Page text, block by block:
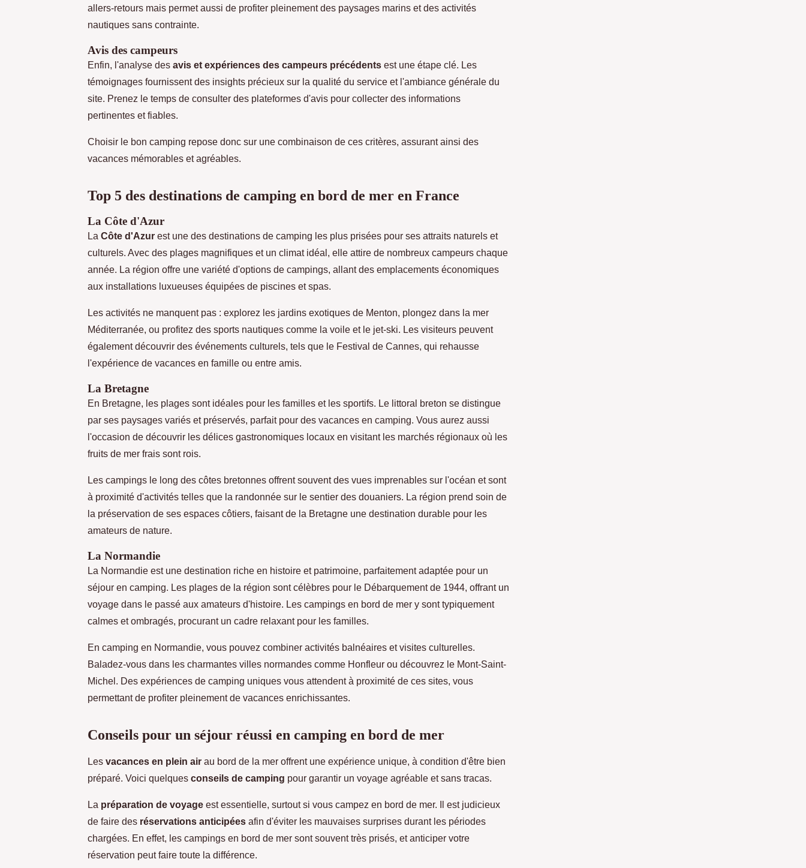
allers-retours mais permet aussi de profiter pleinement des paysages marins et des activités
nautiques sans contrainte.
Avis des campeurs
Enfin, l'analyse des avis et expériences des campeurs précédents est une étape clé. Les
témoignages fournissent des insights précieux sur la qualité du service et l'ambiance générale du
site. Prenez le temps de consulter des plateformes d'avis pour collecter des informations
pertinentes et fiables.
Choisir le bon camping repose donc sur une combinaison de ces critères, assurant ainsi des
vacances mémorables et agréables.
Top 5 des destinations de camping en bord de mer en France
La Côte d'Azur
La Côte d'Azur est une des destinations de camping les plus prisées pour ses attraits naturels et
culturels. Avec des plages magnifiques et un climat idéal, elle attire de nombreux campeurs chaque
année. La région offre une variété d'options de campings, allant des emplacements économiques
aux installations luxueuses équipées de piscines et spas.
Les activités ne manquent pas : explorez les jardins exotiques de Menton, plongez dans la mer
Méditerranée, ou profitez des sports nautiques comme la voile et le jet-ski. Les visiteurs peuvent
également découvrir des événements culturels, tels que le Festival de Cannes, qui rehausse
l'expérience de vacances en famille ou entre amis.
La Bretagne
En Bretagne, les plages sont idéales pour les familles et les sportifs. Le littoral breton se distingue
par ses paysages variés et préservés, parfait pour des vacances en camping. Vous aurez aussi
l'occasion de découvrir les délices gastronomiques locaux en visitant les marchés régionaux où les
fruits de mer frais sont rois.
Les campings le long des côtes bretonnes offrent souvent des vues imprenables sur l'océan et sont
à proximité d'activités telles que la randonnée sur le sentier des douaniers. La région prend soin de
la préservation de ses espaces côtiers, faisant de la Bretagne une destination durable pour les
amateurs de nature.
La Normandie
La Normandie est une destination riche en histoire et patrimoine, parfaitement adaptée pour un
séjour en camping. Les plages de la région sont célèbres pour le Débarquement de 1944, offrant un
voyage dans le passé aux amateurs d'histoire. Les campings en bord de mer y sont typiquement
calmes et ombragés, procurant un cadre relaxant pour les familles.
En camping en Normandie, vous pouvez combiner activités balnéaires et visites culturelles.
Baladez-vous dans les charmantes villes normandes comme Honfleur ou découvrez le Mont-Saint-
Michel. Des expériences de camping uniques vous attendent à proximité de ces sites, vous
permettant de profiter pleinement de vacances enrichissantes.
Conseils pour un séjour réussi en camping en bord de mer
Les vacances en plein air au bord de la mer offrent une expérience unique, à condition d'être bien
préparé. Voici quelques conseils de camping pour garantir un voyage agréable et sans tracas.
La préparation de voyage est essentielle, surtout si vous campez en bord de mer. Il est judicieux
de faire des réservations anticipées afin d'éviter les mauvaises surprises durant les périodes
chargées. En effet, les campings en bord de mer sont souvent très prisés, et anticiper votre
réservation peut faire toute la différence.